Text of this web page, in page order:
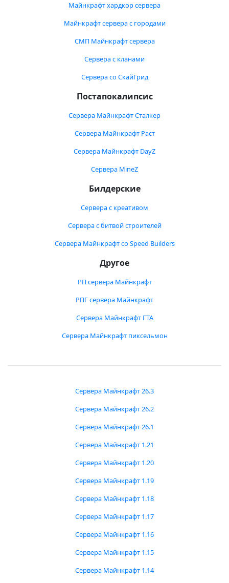
Майнкрафт хардкор сервера
Майнкрафт сервера с городами
СМП Майнкрафт сервера
Сервера с кланами
Сервера со СкайГрид
Постапокалипсис
Сервера Майнкрафт Сталкер
Сервера Майнкрафт Раст
Сервера Майнкрафт DayZ
Сервера MineZ
Билдерские
Сервера с креативом
Сервера с битвой строителей
Сервера Майнкрафт со Speed Builders
Другое
РП сервера Майнкрафт
РПГ сервера Майнкрафт
Сервера Майнкрафт ГТА
Сервера Майнкрафт пиксельмон
Сервера Майнкрафт 26.3
Сервера Майнкрафт 26.2
Сервера Майнкрафт 26.1
Сервера Майнкрафт 1.21
Сервера Майнкрафт 1.20
Сервера Майнкрафт 1.19
Сервера Майнкрафт 1.18
Сервера Майнкрафт 1.17
Сервера Майнкрафт 1.16
Сервера Майнкрафт 1.15
Сервера Майнкрафт 1.14